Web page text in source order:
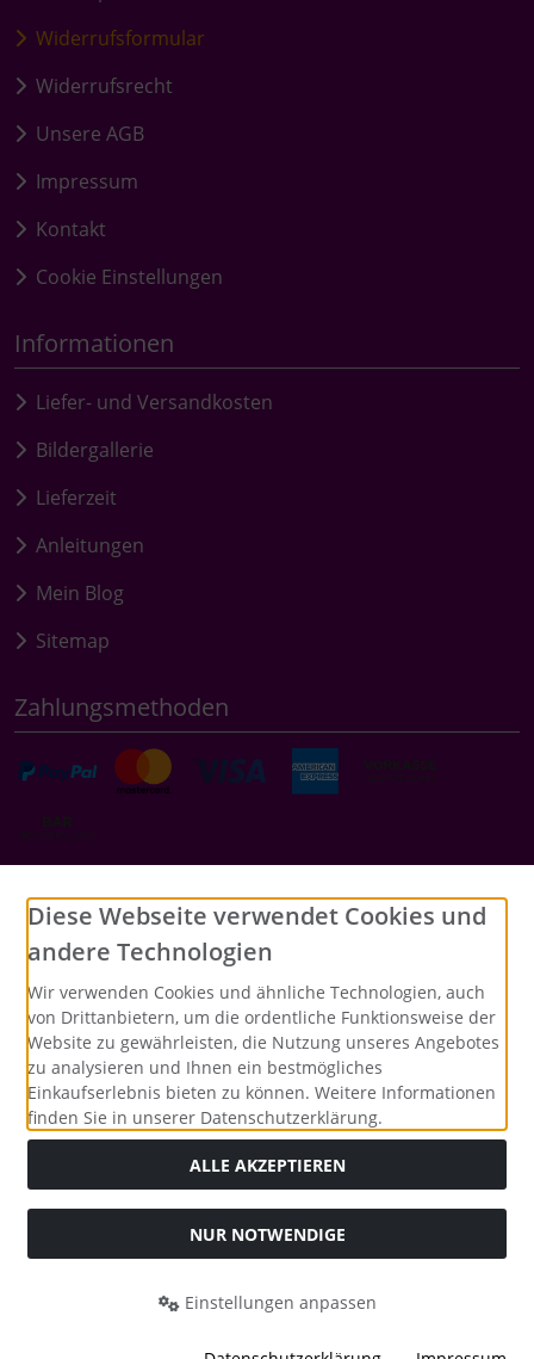
Widerrufsformular
Widerrufsrecht
Unsere AGB
Impressum
Kontakt
Cookie Einstellungen
Informationen
Liefer- und Versandkosten
Bildergallerie
Lieferzeit
Anleitungen
Mein Blog
Sitemap
Zahlungsmethoden
Social Media
Alle Preise inkl. gesetzl. MwSt. zzgl.Versandkosten
durchgestrichenen Preise entsprechen dem bisherigen Preis
Merrys Bastelstübchen - Der kreative Shop für Bastelfans. ©
Diese Webseite verwendet Cookies und
andere Technologien
Wir verwenden Cookies und ähnliche Technologien, auch
von Drittanbietern, um die ordentliche Funktionsweise der
Website zu gewährleisten, die Nutzung unseres Angebotes
zu analysieren und Ihnen ein bestmögliches
Einkaufserlebnis bieten zu können. Weitere Informationen
finden Sie in unserer Datenschutzerklärung.
ALLE AKZEPTIEREN
NUR NOTWENDIGE
Einstellungen anpassen